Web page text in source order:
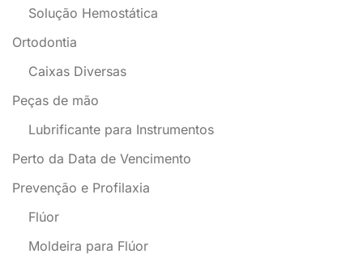
Solução Hemostática
Ortodontia
Caixas Diversas
Peças de mão
Lubrificante para Instrumentos
Perto da Data de Vencimento
Prevenção e Profilaxia
Flúor
Moldeira para Flúor